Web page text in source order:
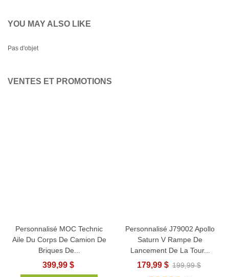
YOU MAY ALSO LIKE
Pas d'objet
VENTES ET PROMOTIONS
Personnalisé MOC Technic
Aile Du Corps De Camion De
Briques De...
399,99 $
Personnalisé J79002 Apollo
Saturn V Rampe De
Lancement De La Tour...
179,99 $ 199,99 $